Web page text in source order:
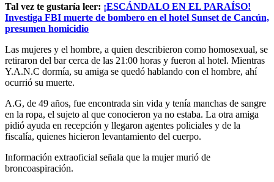
Tal vez te gustaría leer: ¡ESCÁNDALO EN EL PARAÍSO!
Investiga FBI muerte de bombero en el hotel Sunset de Cancún,
presumen homicidio
Las mujeres y el hombre, a quien describieron como homosexual, se
retiraron del bar cerca de las 21:00 horas y fueron al hotel. Mientras
Y.A.N.C dormía, su amiga se quedó hablando con el hombre, ahí
ocurrió su muerte.
A.G, de 49 años, fue encontrada sin vida y tenía manchas de sangre
en la ropa, el sujeto al que conocieron ya no estaba. La otra amiga
pidió ayuda en recepción y llegaron agentes policiales y de la
fiscalía, quienes hicieron levantamiento del cuerpo.
Información extraoficial señala que la mujer murió de
broncoaspiración.